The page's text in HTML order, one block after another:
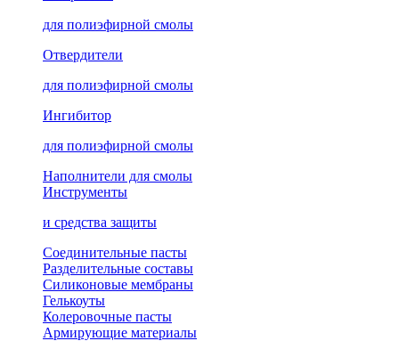
для полиэфирной смолы
Отвердители
для полиэфирной смолы
Ингибитор
для полиэфирной смолы
Наполнители для смолы
Инструменты
и средства защиты
Соединительные пасты
Разделительные составы
Силиконовые мембраны
Гелькоуты
Колеровочные пасты
Армирующие материалы